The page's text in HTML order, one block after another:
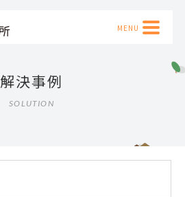
解決事例
SOLUTION